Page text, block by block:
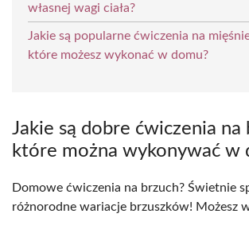
własnej wagi ciała?
Jakie są popularne ćwiczenia na
które możesz wykonać w domu?
Jakie są dobre ćwiczenia na
które można wykonywać w
Domowe ćwiczenia na brzuch? Świetnie
różnorodne wariacje brzuszków! Możesz